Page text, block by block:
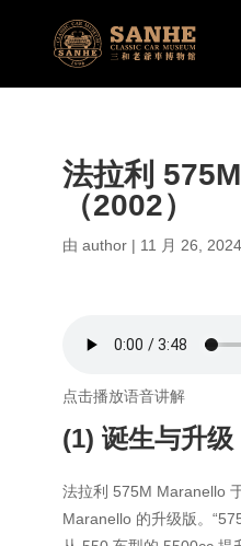
法拉利
（2002）
由 author| 11 月 26, 2024
点击播放语音讲解
(1) 诞生与升级
法拉利 575M Maranello
Maranello 的升级版。